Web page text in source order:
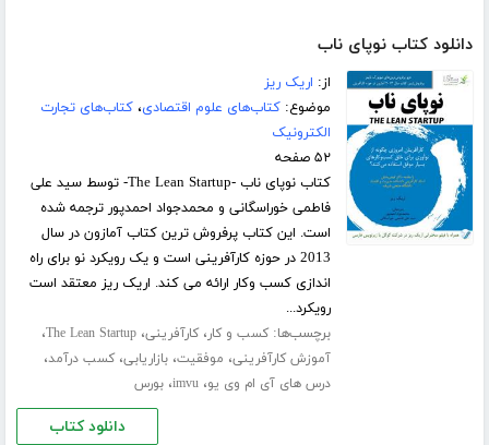
دانلود کتاب نوپای ناب
از: اریک ریز
موضوع:کتاب‌های علوم اقتصادی،کتاب‌های تجارت
الکترونیک
۵۲ صفحه
کتاب نوپای ناب -The Lean Startup- توسط سید علی
فاطمی خوراسگانی و محمدجواد احمدپور ترجمه شده
است. این کتاب پرفروش ترین کتاب آمازون در سال
2013 در حوزه کارآفرینی است و یک رویکرد نو برای راه‌
اندازی کسب وکار ارائه می کند. اریک ریز معتقد است
رویکرد...
برچسب‌ها:کسب و کار،کارآفرینی،The Lean Startup،
آموزش کارآفرینی، موفقیت،بازاریابی،کسب درآمد،
درس های آی ام وی یو،imvu،بورس
دانلود کتاب